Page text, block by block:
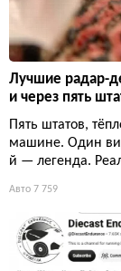
Лучшие радар-
и через пять
Пять штатов,
машине. Один
й — легенда.
Авто 7 759